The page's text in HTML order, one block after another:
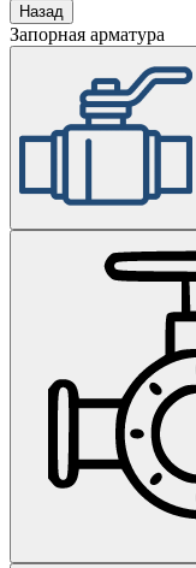
Назад
Запорная арматура